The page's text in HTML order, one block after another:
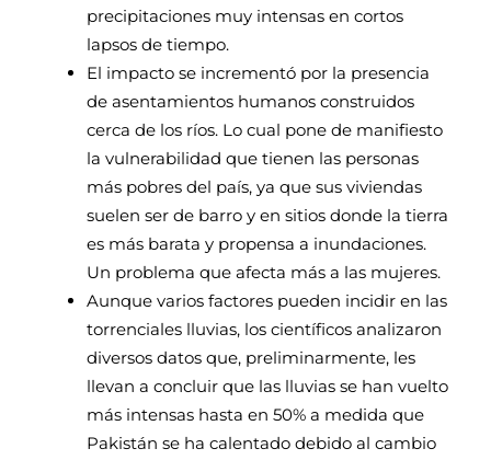
precipitaciones muy intensas en cortos
lapsos de tiempo.
El impacto se incrementó por la presencia
de asentamientos humanos construidos
cerca de los ríos. Lo cual pone de manifiesto
la vulnerabilidad que tienen las personas
más pobres del país, ya que sus viviendas
suelen ser de barro y en sitios donde la tierra
es más barata y propensa a inundaciones.
Un problema que afecta más a las mujeres.
Aunque varios factores pueden incidir en las
torrenciales lluvias, los científicos analizaron
diversos datos que, preliminarmente, les
llevan a concluir que las lluvias se han vuelto
más intensas hasta en 50% a medida que
Pakistán se ha calentado debido al cambio